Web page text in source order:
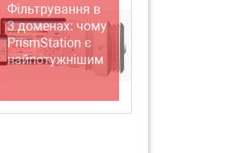
Фільтрування в
3 доменах: чому
PrismStation є
найпотужнішим